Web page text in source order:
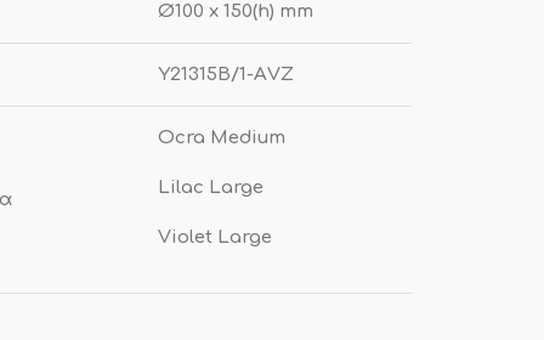
Ø100 x 150(h) mm
Υ21315Β/1-ΑVZ
Ocra Medium
Lilac Large
Violet Large